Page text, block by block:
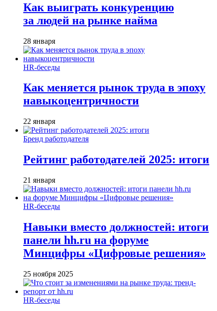
Как выиграть конкуренцию
за людей на рынке найма
28 января
HR-беседы
Как меняется рынок труда в эпоху
навыкоцентричности
22 января
Бренд работодателя
Рейтинг работодателей 2025: итоги
21 января
HR-беседы
Навыки вместо должностей: итоги
панели hh.ru на форуме
Минцифры «Цифровые решения»
25 ноября 2025
HR-беседы